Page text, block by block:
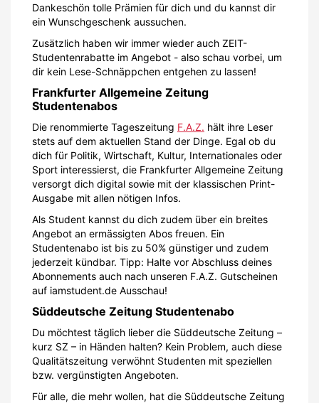
Dankeschön tolle Prämien für dich und du kannst dir
ein Wunschgeschenk aussuchen.
Zusätzlich haben wir immer wieder auch ZEIT-
Studentenrabatte im Angebot - also schau vorbei, um
dir kein Lese-Schnäppchen entgehen zu lassen!
Frankfurter Allgemeine Zeitung
Studentenabos
Die renommierte Tageszeitung F.A.Z. hält ihre Leser
stets auf dem aktuellen Stand der Dinge. Egal ob du
dich für Politik, Wirtschaft, Kultur, Internationales oder
Sport interessierst, die Frankfurter Allgemeine Zeitung
versorgt dich digital sowie mit der klassischen Print-
Ausgabe mit allen nötigen Infos.
Als Student kannst du dich zudem über ein breites
Angebot an ermässigten Abos freuen. Ein
Studentenabo ist bis zu 50% günstiger und zudem
jederzeit kündbar. Tipp: Halte vor Abschluss deines
Abonnements auch nach unseren F.A.Z. Gutscheinen
auf iamstudent.de Ausschau!
Süddeutsche Zeitung Studentenabo
Du möchtest täglich lieber die Süddeutsche Zeitung –
kurz SZ – in Händen halten? Kein Problem, auch diese
Qualitätszeitung verwöhnt Studenten mit speziellen
bzw. vergünstigten Angeboten.
Für alle, die mehr wollen, hat die Süddeutsche Zeitung